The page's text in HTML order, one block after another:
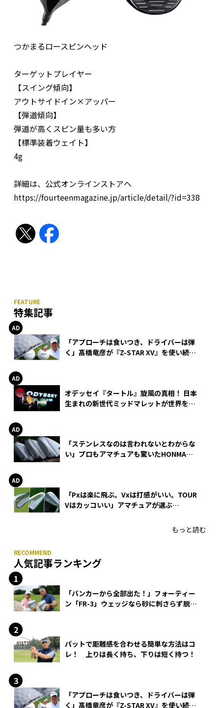
つかまるロースピンヘッド
ターゲットプレイヤー
【スイング傾向】
アウトサイドイン×アッパー
【弾道傾向】
弾道が高くスピン量も多い方
【標準装着ウェイト】
4g
詳細は、公式オンラインストアへ
https://fourteenmagazine.jp/article/detail/?id=338
特集記事
「アプローチは食いつき、ドライバーは弾
く」髙橋竜彦が『Z-STAR XV』を使い続け
オデッセイ『タートル』旋風の真相！ 日本
生まれの新世代ミッドマレットが世界を席
「ステンレスなのは言われないとわからな
い」プロもアマチュアも驚いたHONMA
「Pxは楽に飛ぶ。Vxは打感がいい。TOUR
Vはカッコいい」アマチュアが選ぶ
もっと読む
人気記事ランキング
「バンカーから全部出た！」フォーティー
ン「FR-3」ウェッジなら砂に刺さらず脱出
パットで距離感を合わせる簡単な方法はコ
レ！ 上りは長く持ち、下りは短く持つ！
「アプローチは食いつき、ドライバーは弾
く」髙橋竜彦が『Z-STAR XV』を使い続け